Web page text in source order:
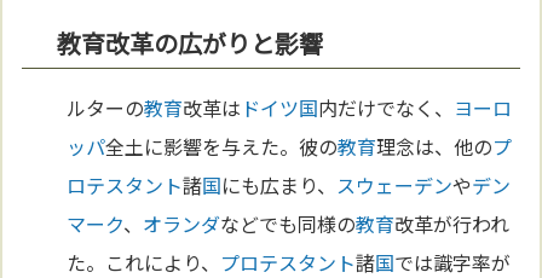
教育改革の広がりと影響
ルターの教育改革は ドイツ国内だけでなく、 ヨーロ
ッパ全土に影響を与えた。彼の教育理念は、他のプ
ロテスタント諸国にも広まり、 スウェーデンやデン
マーク、 オランダなどでも同様の教育改革が行われ
た。これにより、 プロテスタント諸国では識字率が